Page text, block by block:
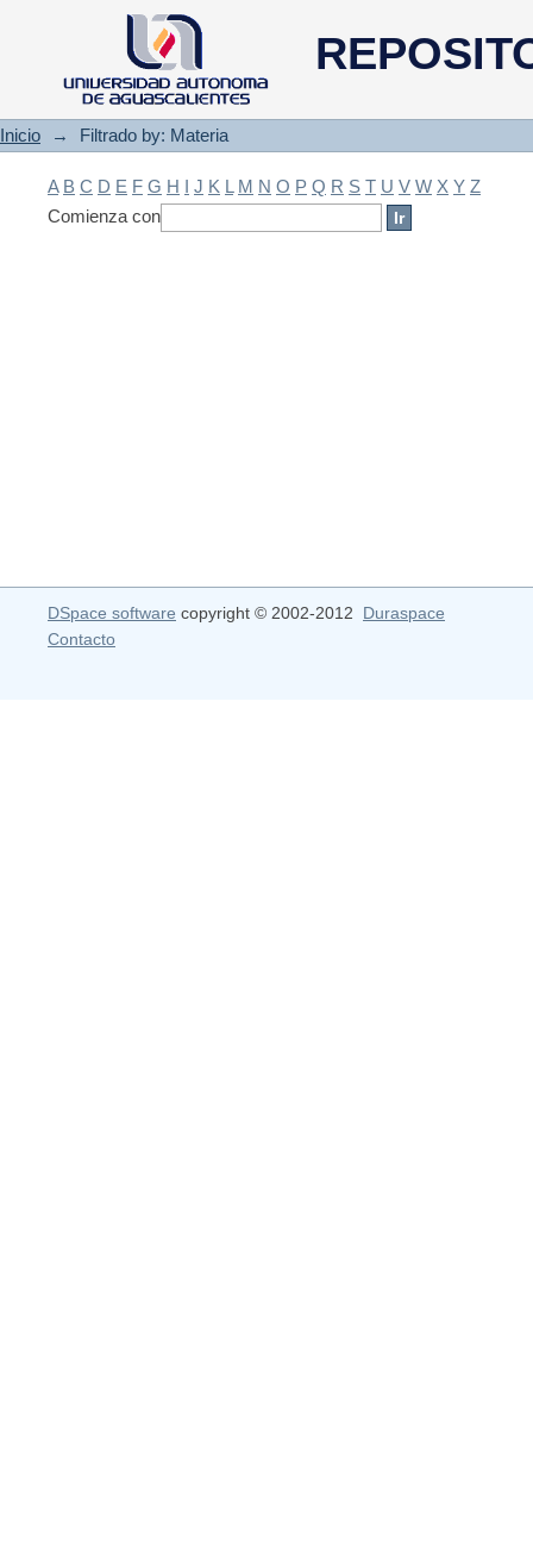
Filtrado by: Materia
Inicio → Filtrado by: Materia
A B C D E F G H I J K L M N O P Q R S T U V W X Y Z
Comienza con
DSpace software copyright © 2002-2012 Duraspace
Contacto